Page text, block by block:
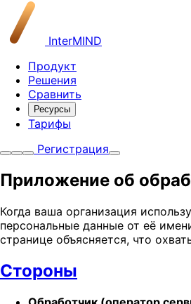
InterMIND
Продукт
Решения
Сравнить
Ресурсы
Тарифы
Регистрация
Приложение об
Когда ваша организация
персональные данные от её
странице объясняется, что
Стороны